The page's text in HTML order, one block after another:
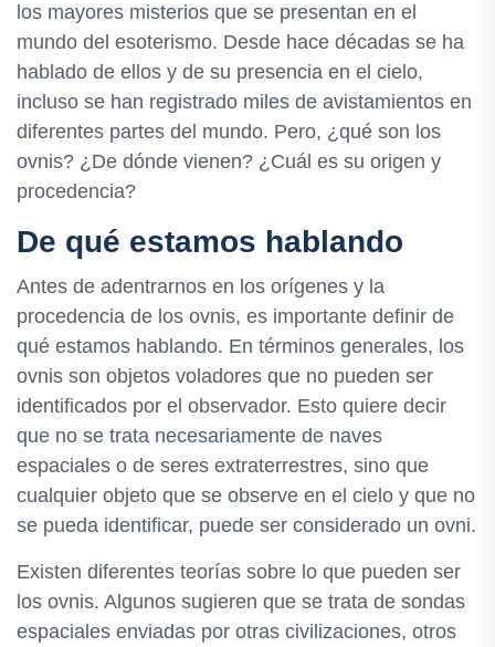
los mayores misterios que se presentan en el
mundo del esoterismo. Desde hace décadas se ha
hablado de ellos y de su presencia en el cielo,
incluso se han registrado miles de avistamientos en
diferentes partes del mundo. Pero, ¿qué son los
ovnis? ¿De dónde vienen? ¿Cuál es su origen y
procedencia?
De qué estamos hablando
Antes de adentrarnos en los orígenes y la
procedencia de los ovnis, es importante definir de
qué estamos hablando. En términos generales, los
ovnis son objetos voladores que no pueden ser
identificados por el observador. Esto quiere decir
que no se trata necesariamente de naves
espaciales o de seres extraterrestres, sino que
cualquier objeto que se observe en el cielo y que no
se pueda identificar, puede ser considerado un ovni.
Existen diferentes teorías sobre lo que pueden ser
los ovnis. Algunos sugieren que se trata de sondas
espaciales enviadas por otras civilizaciones, otros